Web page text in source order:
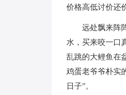
价格高低讨价还
远处飘来阵阵
水，买来咬一口
乱跳的大鲤鱼在
鸡蛋老爷爷朴实
日子”。